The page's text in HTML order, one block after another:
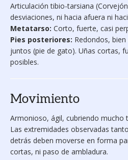
Articulación ti­bio-tarsiana
desviaciones, ni hacia afuera ni
Metatarso: Corto, fuerte, casi
Pies posteriores: Redondos,
juntos (pie de gato). Uñas cortas,
posibles.
Movimiento
Armonioso, ágil, cubriendo mucho
Las extremidades observa­das
detrás deben moverse en forma
cortas, ni paso de ambladura.